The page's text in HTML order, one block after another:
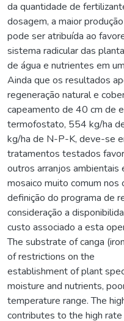
da quantidade de
dosagem, a maior
pode ser atribuída ao
sistema radicular das
de água e nutrientes em
Ainda que os resultados
regeneração natural e
capeamento de 40 cm de
termofostato, 554 kg/ha
kg/ha de N-P-K, deve-se
tratamentos testados
outros arranjos ambientais
mosaico muito comum nos
definição do programa de
consideração a
custo associado a esta
The substrate of canga
of restrictions on the
establishment of plant
moisture and nutrients,
temperature range. The
contributes to the high